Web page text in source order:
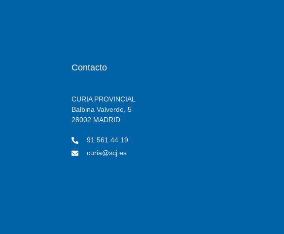
Contacto
CURIA PROVINCIAL
Balbina Valverde, 5
28002 MADRID
91 561 44 19
curia@scj.es